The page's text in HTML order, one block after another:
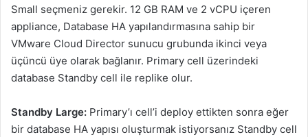
Small seçmeniz gerekir. 12 GB RAM ve 2 vCPU içeren
appliance, Database HA yapılandırmasına sahip bir
VMware Cloud Director sunucu grubunda ikinci veya
üçüncü üye olarak bağlanır. Primary cell üzerindeki
database Standby cell ile replike olur.
Standby Large: Primary’ı cell’i deploy ettikten sonra eğer
bir database HA yapısı oluşturmak istiyorsanız Standby cell